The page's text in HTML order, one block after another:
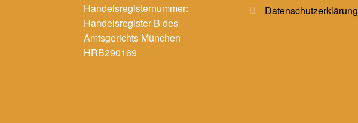
Handelsregisternummer:
Handelsregister B des
Amtsgerichts München
HRB290169
Datenschutzerklärung